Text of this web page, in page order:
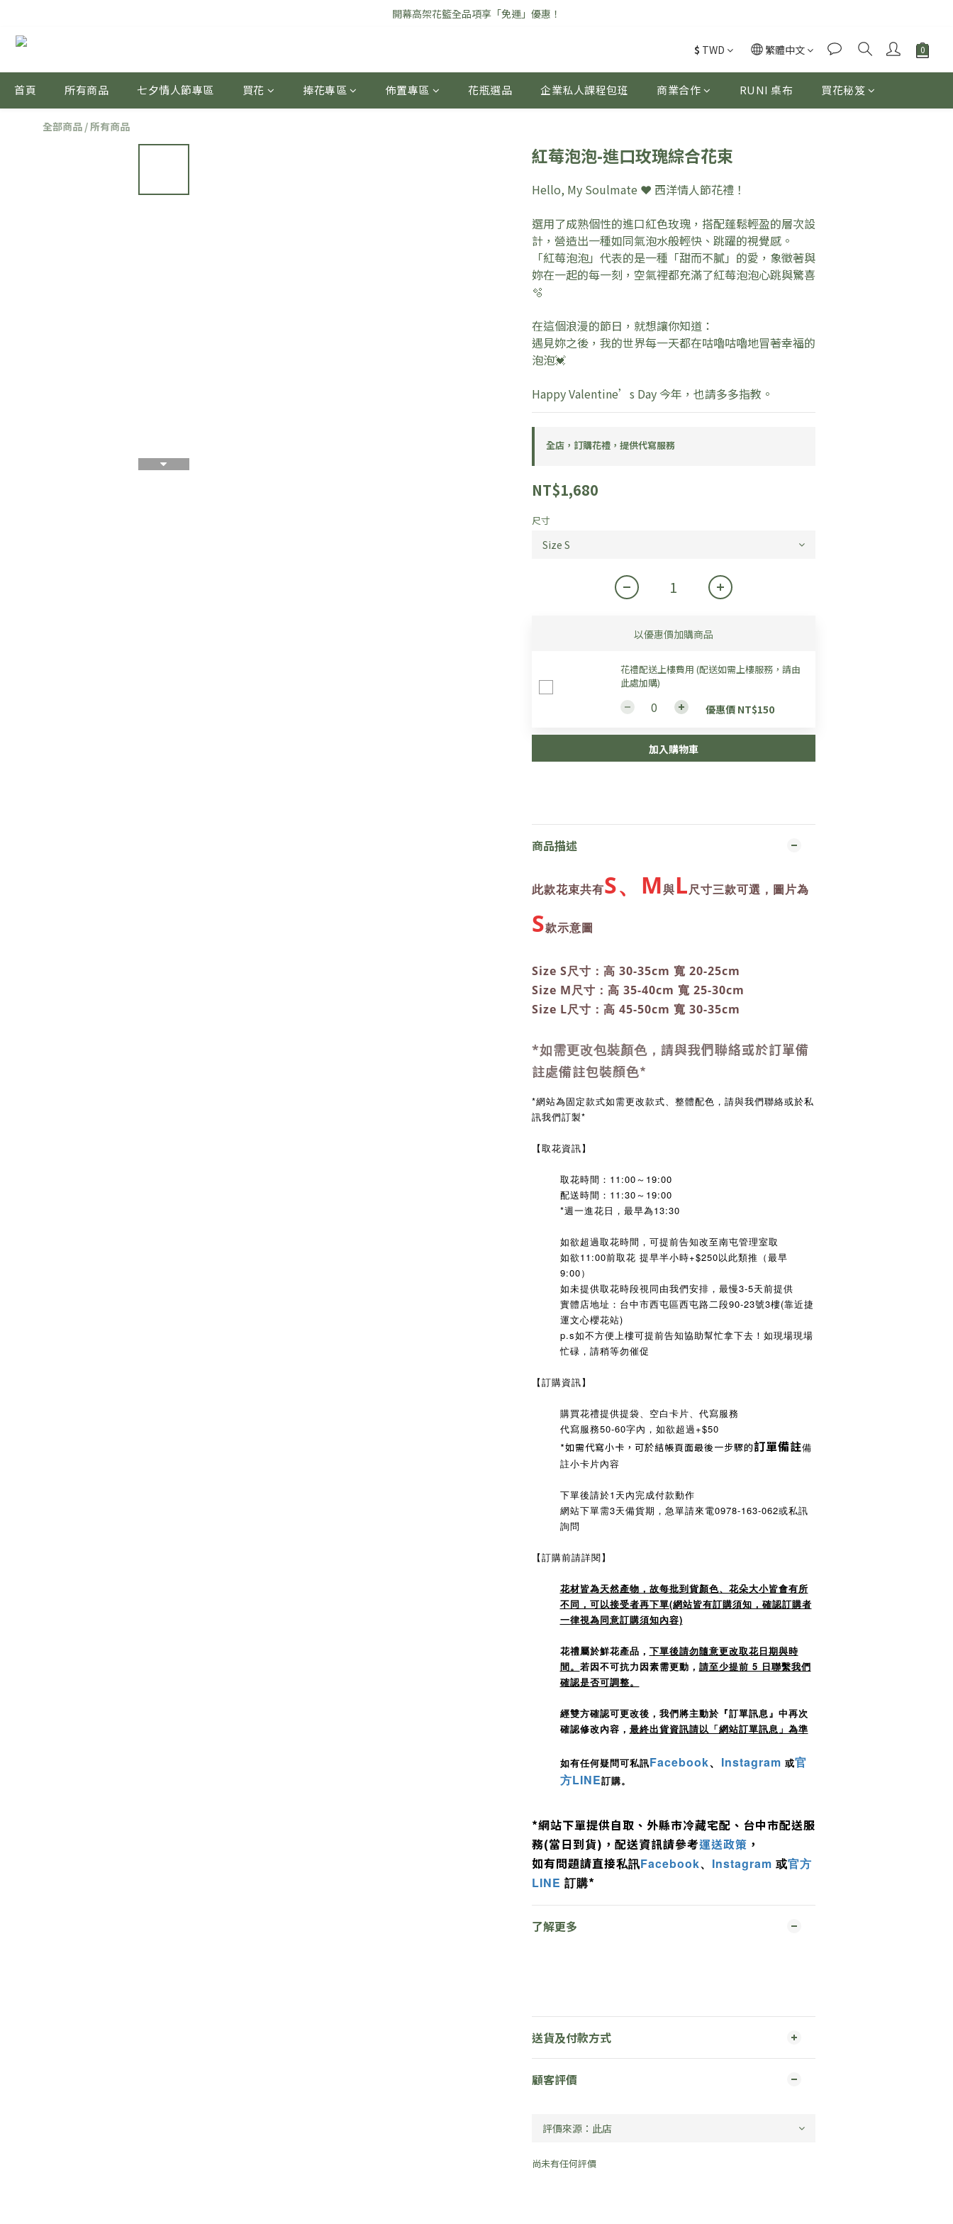
\ 七夕情人節花禮早鳥優惠中 /
開幕高架花籃全品項享「免運」優惠！
$ TWD 繁體中文
首頁 所有商品 七夕情人節專區 買花 捧花專區 佈置專區 花瓶選品 企業私人課程包班 商業合作 RUNI 桌布 買花秘笈
全部商品 /所有商品
紅莓泡泡-進口玫瑰綜合花束
Hello, My Soulmate ❤️ 西洋情人節花禮！
選用了成熟個性的進口紅色玫瑰，搭配蓬鬆輕盈的層次設
計，營造出一種如同氣泡水般輕快、跳躍的視覺感。
「紅莓泡泡」代表的是一種「甜而不膩」的愛，象徵著與
妳在一起的每一刻，空氣裡都充滿了紅莓泡泡心跳與驚喜
🫧
在這個浪漫的節日，就想讓你知道：
遇見妳之後，我的世界每一天都在咕嚕咕嚕地冒著幸福的
泡泡💓
Happy Valentine’s Day 今年，也請多多指教。
全店，訂購花禮，提供代寫服務
NT$1,680
尺寸
以優惠價加購商品
花禮配送上樓費用 (配送如需上樓服務，請由
此處加購)
優惠價 NT$150
加入購物車
商品描述
此款花束共有S、 M與L尺寸三款可選， 圖片為
S款示意圖
Size S尺寸：高 30-35cm 寬 20-25cm
Size M尺寸：高 35-40cm 寬 25-30cm
Size L尺寸：高 45-50cm 寬 30-35cm
*如需更改包裝顏色， 請與我們聯絡或於訂單備
註處備註包裝顏色*
*網站為固定款式如需更改款式、整體配色，請與我們聯絡或於私
訊我們訂製*
【取花資訊】
取花時間：11:00～19:00
配送時間：11:30～19:00
*週一進花日，最早為13:30
如欲超過取花時間，可提前告知改至南屯管理室取
如欲11:00前取花 提早半小時+$250以此類推（最早
9:00）
如未提供取花時段視同由我們安排，最慢3-5天前提供
實體店地址：台中市西屯區西屯路二段90-23號3樓(靠近捷
運文心櫻花站)
p.s如不方便上樓可提前告知協助幫忙拿下去！ 如現場現場
忙碌，請稍等勿催促
【訂購資訊】
購買花禮提供提袋、空白卡片、代寫服務
代寫服務50-60字內，如欲超過+$50
*如需代寫小卡，可於結帳頁面最後一步驟的訂單備註備
註小卡片內容
下單後請於1天內完成付款動作
網站下單需3天備貨期，急單請來電0978-163-062或私訊
詢問
【訂購前請詳閱】
花材皆為天然產物，故每批到貨顏色、花朵大小皆會有所
不同，可以接受者再下單(網站皆有訂購須知，確認訂購者
一律視為同意訂購須知內容)
花禮屬於鮮花產品， 下單後請勿隨意更改取花日期與時
間。 若因不可抗力因素需更動， 請至少提前 5 日聯繫我們
確認是否可調整。
經雙方確認可更改後，我們將主動於『訂單訊息』中再次
確認修改內容， 最終出貨資訊請以「網站訂單訊息」為準
如有任何疑問可私訊Facebook、 Instagram 或官
方LINE訂購。
*網站下單提供自取、外縣市冷藏宅配、 台中市配送服
務(當日到貨)，配送資訊請參考運送政策 ，
如有問題請直接私訊Facebook、 Instagram 或官方
LINE 訂購*
了解更多
送貨及付款方式
顧客評價
尚未有任何評價